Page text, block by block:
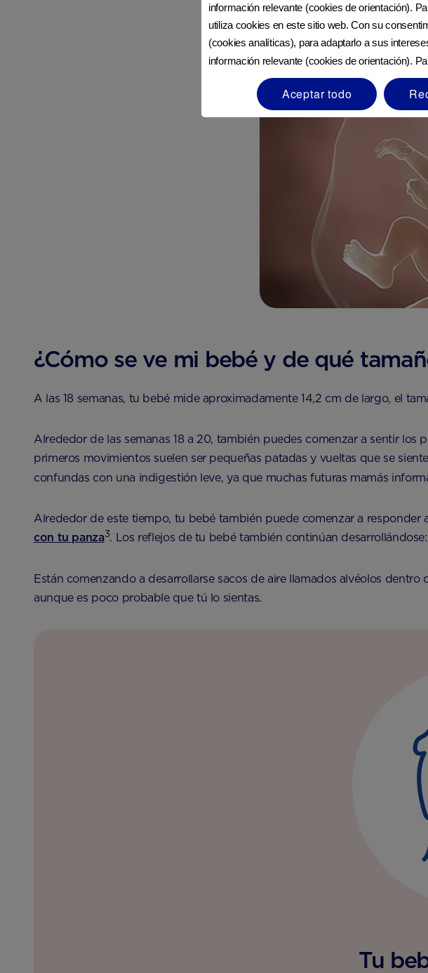
¿Cómo se ve mi bebé y de qué
A las 18 semanas, tu bebé mide aproximadamente 14,2 cm de largo, el
Alrededor de las semanas 18 a 20, también puedes comenzar a sentir
primeros movimientos suelen ser pequeñas patadas y vueltas que se
confundas con una indigestión leve, ya que muchas futuras mamás
Alrededor de este tiempo, tu bebé también puede comenzar a
con tu panza3. Los reflejos de tu bebé también continúan
Están comenzando a desarrollarse sacos de aire llamados alvéolos
aunque es poco probable que tú lo sientas.
Tu
información relevante (cookies de orientación).
utiliza cookies en este sitio web. Con su
(cookies analíticas), para adaptarlo a sus
información relevante (cookies de orientación).
Aceptar todo